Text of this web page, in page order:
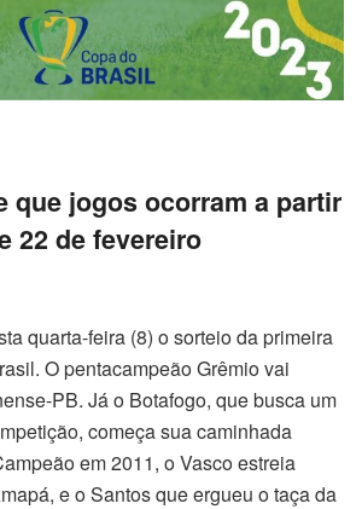
que jogos ocorram a partir
22 de fevereiro
quarta-feira (8) o sorteio da primeira
O pentacampeão Grêmio vai
PB. Já o Botafogo, que busca um
começa sua caminhada
em 2011, o Vasco estreia
e o Santos que ergueu o taça da